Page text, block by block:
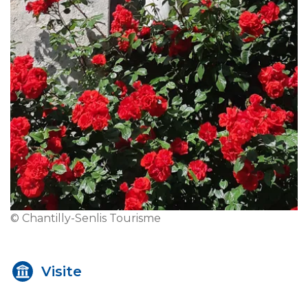
© Chantilly-Senlis Tourisme
Visite